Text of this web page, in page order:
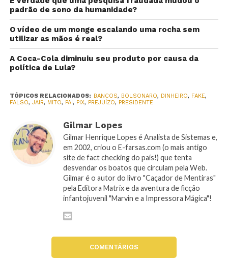
padrão de sono da humanidade?
O vídeo de um monge escalando uma rocha sem
utilizar as mãos é real?
A Coca-Cola diminuiu seu produto por causa da
política de Lula?
TÓPICOS RELACIONADOS: BANCOS, BOLSONARO, DINHEIRO, FAKE,
FALSO, JAIR, MITO, PAI , PIX, PREJUÍZO, PRESIDENTE
Gilmar Lopes
Gilmar Henrique Lopes é Analista de Sistemas e,
em 2002, criou o E-farsas.com (o mais antigo
site de fact checking do país!) que tenta
desvendar os boatos que circulam pela Web.
Gilmar é o autor do livro "Caçador de Mentiras"
pela Editora Matrix e da aventura de ficção
infantojuvenil "Marvin e a Impressora Mágica"!
COMENTÁRIOS